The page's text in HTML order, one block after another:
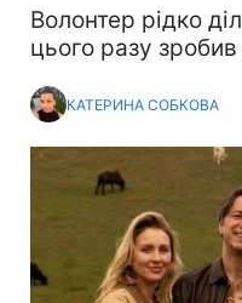
Волонтер рідко
цього разу
КАТЕРИНА СОБКОВА